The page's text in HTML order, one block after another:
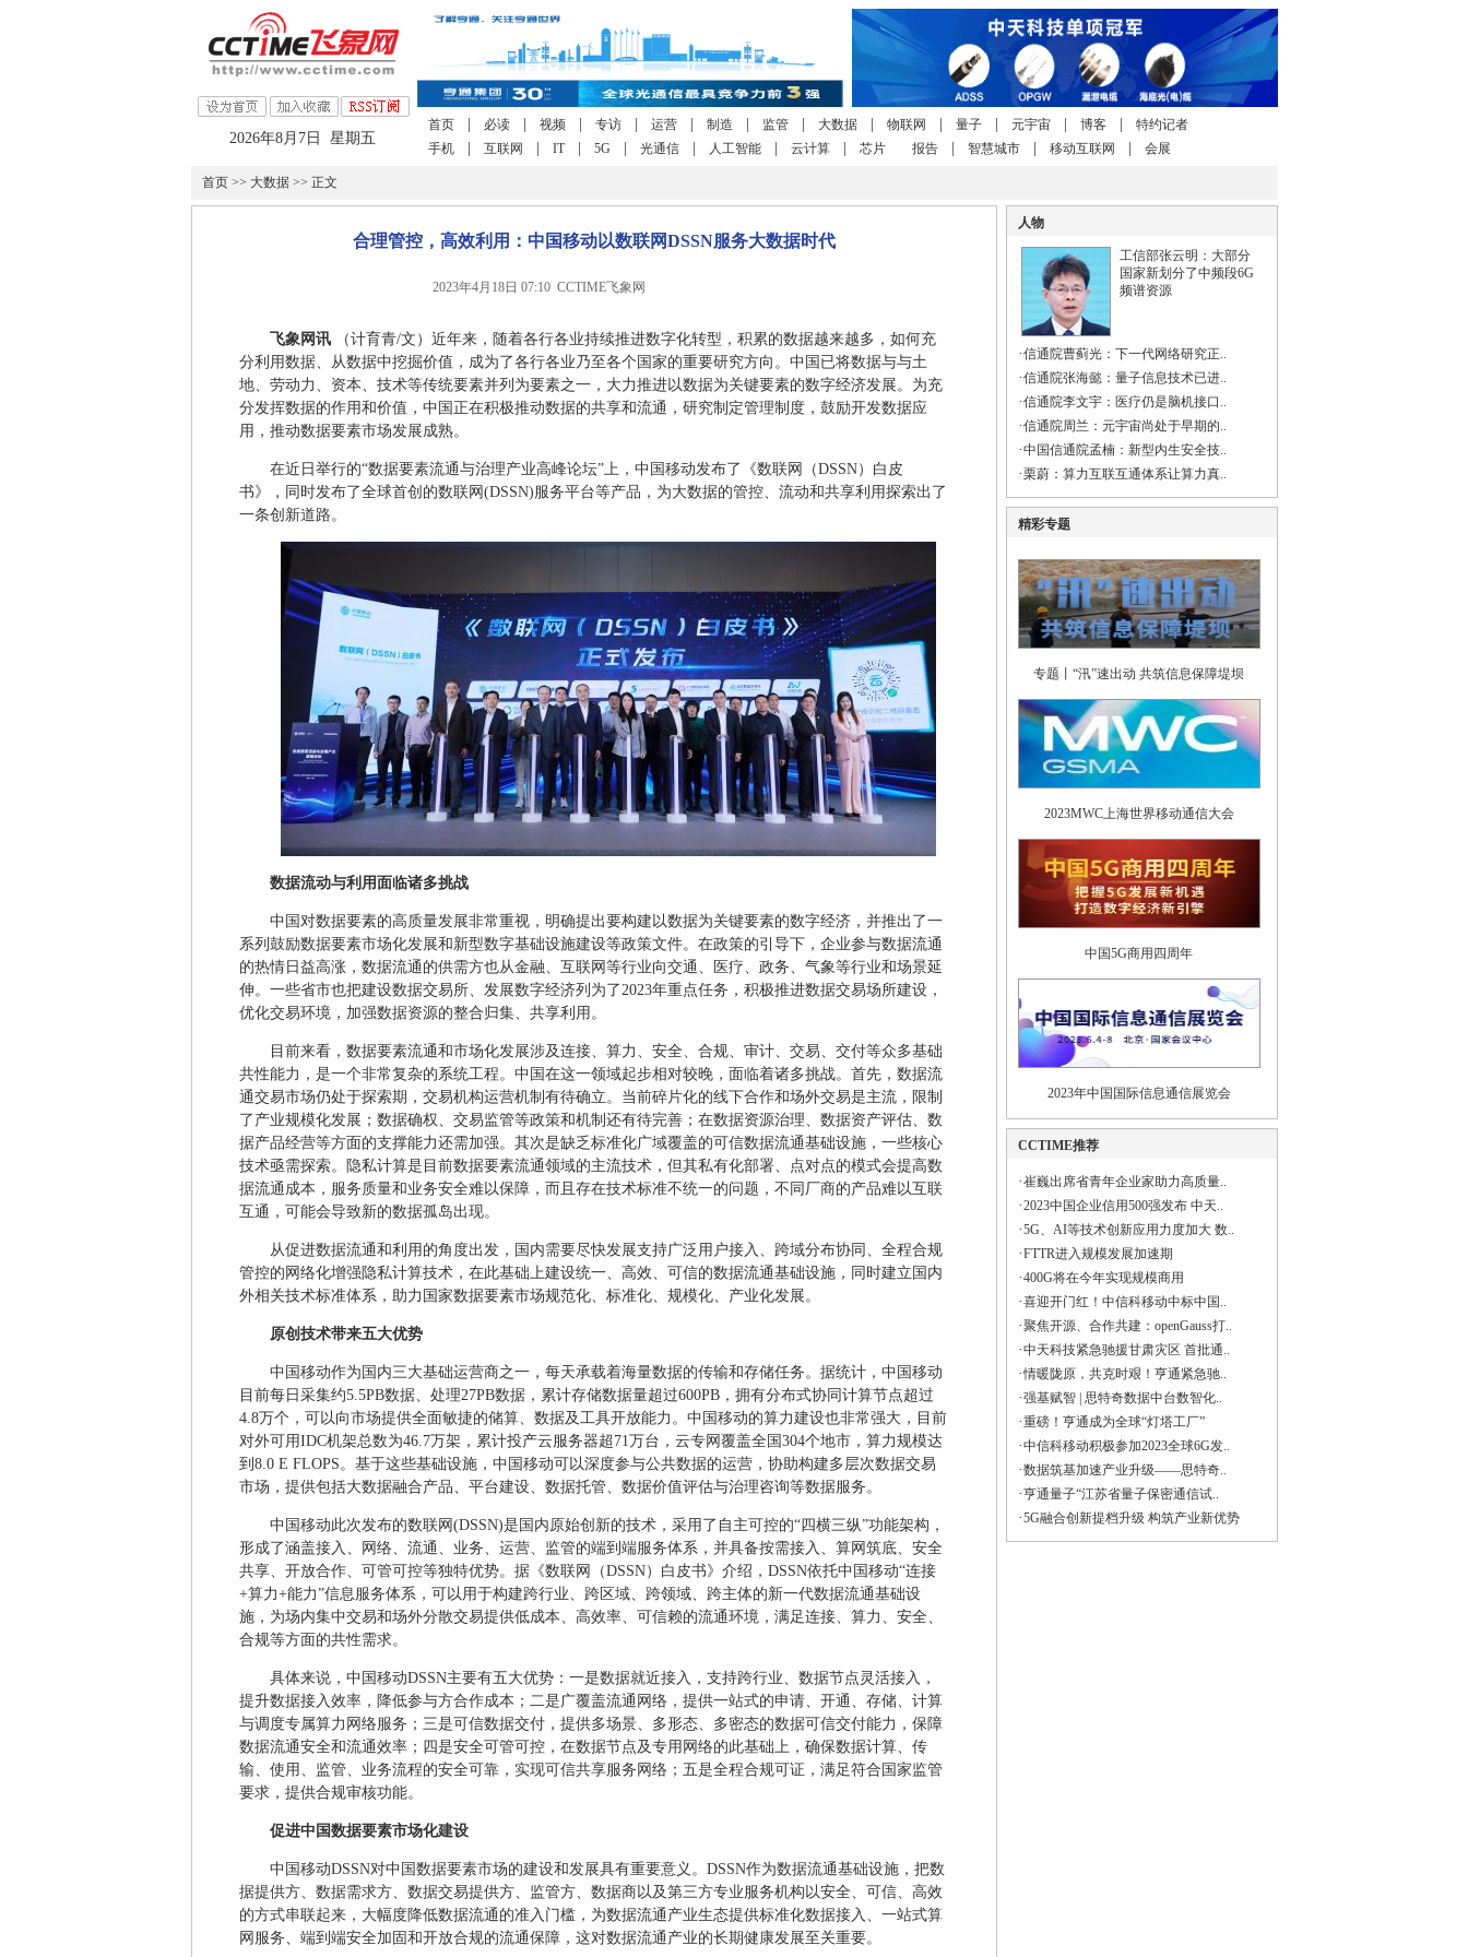
2026年8月7日 星期五
首页 必读 视频 专访 运营 制造 监管 大数据 物联网 量子 元宇宙 博客
特约记者
手机
互联网 IT 5G 光通信 人工智能 云计算 芯片 报告 智慧城市 移动互联网 会展
首页>> 大数据>> 正文
合理管控，高效利用：中国移动以数联网DSSN服务大数据时代
2023年4月18日 07:10 CCTIME飞象网
飞象网讯（计育青/文）近年来，随着各行各业持续推进数字化转型，积累的数据越来越多，如何充
分利用数据、从数据中挖掘价值，成为了各行各业乃至各个国家的重要研究方向。中国已将数据与与土
地、劳动力、资本、技术等传统要素并列为要素之一，大力推进以数据为关键要素的数字经济发展。为充
分发挥数据的作用和价值，中国正在积极推动数据的共享和流通，研究制定管理制度，鼓励开发数据应
用，推动数据要素市场发展成熟。
在近日举行的“数据要素流通与治理产业高峰论坛”上，中国移动发布了《数联网（DSSN）白皮
书》，同时发布了全球首创的数联网(DSSN)服务平台等产品，为大数据的管控、流动和共享利用探索出了
一条创新道路。
数据流动与利用面临诸多挑战
中国对数据要素的高质量发展非常重视，明确提出要构建以数据为关键要素的数字经济，并推出了一
系列鼓励数据要素市场化发展和新型数字基础设施建设等政策文件。在政策的引导下，企业参与数据流通
的热情日益高涨，数据流通的供需方也从金融、互联网等行业向交通、医疗、政务、气象等行业和场景延
伸。一些省市也把建设数据交易所、发展数字经济列为了2023年重点任务，积极推进数据交易场所建设，
优化交易环境，加强数据资源的整合归集、共享利用。
目前来看，数据要素流通和市场化发展涉及连接、算力、安全、合规、审计、交易、交付等众多基础
共性能力，是一个非常复杂的系统工程。中国在这一领域起步相对较晚，面临着诸多挑战。首先，数据流
通交易市场仍处于探索期，交易机构运营机制有待确立。当前碎片化的线下合作和场外交易是主流，限制
了产业规模化发展；数据确权、交易监管等政策和机制还有待完善；在数据资源治理、数据资产评估、数
据产品经营等方面的支撑能力还需加强。其次是缺乏标准化广域覆盖的可信数据流通基础设施，一些核心
技术亟需探索。隐私计算是目前数据要素流通领域的主流技术，但其私有化部署、点对点的模式会提高数
据流通成本，服务质量和业务安全难以保障，而且存在技术标准不统一的问题，不同厂商的产品难以互联
互通，可能会导致新的数据孤岛出现。
从促进数据流通和利用的角度出发，国内需要尽快发展支持广泛用户接入、跨域分布协同、全程合规
管控的网络化增强隐私计算技术，在此基础上建设统一、高效、可信的数据流通基础设施，同时建立国内
外相关技术标准体系，助力国家数据要素市场规范化、标准化、规模化、产业化发展。
原创技术带来五大优势
中国移动作为国内三大基础运营商之一，每天承载着海量数据的传输和存储任务。据统计，中国移动
目前每日采集约5.5PB数据、处理27PB数据，累计存储数据量超过600PB，拥有分布式协同计算节点超过
4.8万个，可以向市场提供全面敏捷的储算、数据及工具开放能力。中国移动的算力建设也非常强大，目前
对外可用IDC机架总数为46.7万架，累计投产云服务器超71万台，云专网覆盖全国304个地市，算力规模达
到8.0 E FLOPS。基于这些基础设施，中国移动可以深度参与公共数据的运营，协助构建多层次数据交易
市场，提供包括大数据融合产品、平台建设、数据托管、数据价值评估与治理咨询等数据服务。
中国移动此次发布的数联网(DSSN)是国内原始创新的技术，采用了自主可控的“四横三纵”功能架构，
形成了涵盖接入、网络、流通、业务、运营、监管的端到端服务体系，并具备按需接入、算网筑底、安全
共享、开放合作、可管可控等独特优势。据《数联网（DSSN）白皮书》介绍，DSSN依托中国移动“连接
+算力+能力”信息服务体系，可以用于构建跨行业、跨区域、跨领域、跨主体的新一代数据流通基础设
施，为场内集中交易和场外分散交易提供低成本、高效率、可信赖的流通环境，满足连接、算力、安全、
合规等方面的共性需求。
具体来说，中国移动DSSN主要有五大优势：一是数据就近接入，支持跨行业、数据节点灵活接入，
提升数据接入效率，降低参与方合作成本；二是广覆盖流通网络，提供一站式的申请、开通、存储、计算
与调度专属算力网络服务；三是可信数据交付，提供多场景、多形态、多密态的数据可信交付能力，保障
数据流通安全和流通效率；四是安全可管可控，在数据节点及专用网络的此基础上，确保数据计算、传
输、使用、监管、业务流程的安全可靠，实现可信共享服务网络；五是全程合规可证，满足符合国家监管
要求，提供合规审核功能。
促进中国数据要素市场化建设
中国移动DSSN对中国数据要素市场的建设和发展具有重要意义。DSSN作为数据流通基础设施，把数
据提供方、数据需求方、数据交易提供方、监管方、数据商以及第三方专业服务机构以安全、可信、高效
的方式串联起来，大幅度降低数据流通的准入门槛，为数据流通产业生态提供标准化数据接入、一站式算
网服务、端到端安全加固和开放合规的流通保障，这对数据流通产业的长期健康发展至关重要。
人物
工信部张云明：大部分
国家新划分了中频段6G
频谱资源
·信通院曹蓟光：下一代网络研究正..
·信通院张海懿：量子信息技术已进..
·信通院李文宇：医疗仍是脑机接口..
·信通院周兰：元宇宙尚处于早期的..
·中国信通院孟楠：新型内生安全技..
·栗蔚：算力互联互通体系让算力真..
精彩专题
专题丨“汛”速出动 共筑信息保障堤坝
2023MWC上海世界移动通信大会
中国5G商用四周年
2023年中国国际信息通信展览会
CCTIME推荐
·崔巍出席省青年企业家助力高质量..
·2023中国企业信用500强发布 中天..
·5G、AI等技术创新应用力度加大 数..
·FTTR进入规模发展加速期
·400G将在今年实现规模商用
·喜迎开门红！中信科移动中标中国..
·聚焦开源、合作共建：openGauss打..
·中天科技紧急驰援甘肃灾区 首批通..
·情暖陇原，共克时艰！亨通紧急驰..
·强基赋智 | 思特奇数据中台数智化..
·重磅！亨通成为全球“灯塔工厂”
·中信科移动积极参加2023全球6G发..
·数据筑基加速产业升级——思特奇..
·亨通量子“江苏省量子保密通信试..
·5G融合创新提档升级 构筑产业新优势